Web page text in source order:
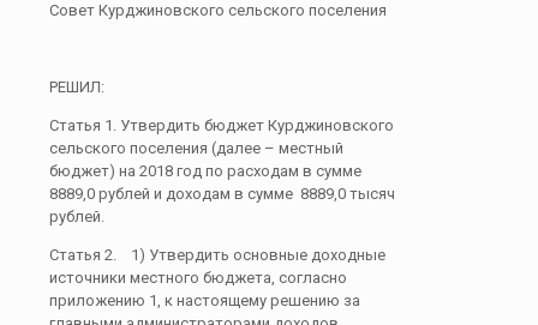
Совет Курджиновского сельского поселения
РЕШИЛ:
Статья 1. Утвердить бюджет Курджиновского
сельского поселения (далее – местный
бюджет) на 2018 год по расходам в сумме
8889,0 рублей и доходам в сумме 8889,0 тысяч
рублей.
Статья 2. 1) Утвердить основные доходные
источники местного бюджета, согласно
приложению 1, к настоящему решению за